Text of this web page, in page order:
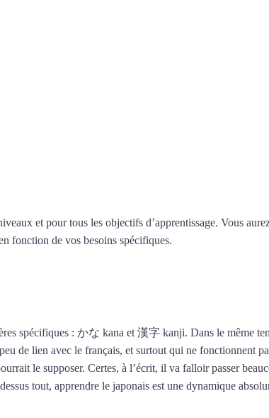
et pour tous les objectifs d’apprentissage. Vous
fonction de vos besoins spécifiques.
spécifiques : かな kana et 漢字 kanji. Dans le même
de lien avec le français, et surtout qui ne fonctionnent
le supposer. Certes, à l’écrit, il va falloir passer
tout, apprendre le japonais est une dynamique